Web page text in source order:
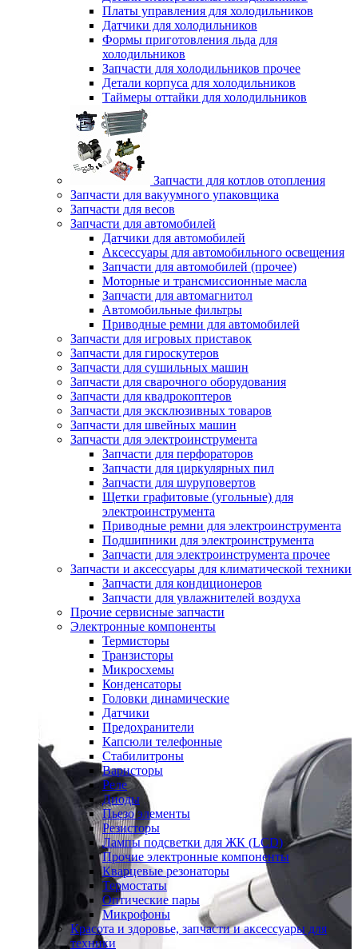
Платы управления для холодильников
Датчики для холодильников
Формы приготовления льда для
холодильников
Запчасти для холодильников прочее
Детали корпуса для холодильников
Таймеры оттайки для холодильников
Запчасти для котлов отопления
Запчасти для вакуумного упаковщика
Запчасти для весов
Запчасти для автомобилей
Датчики для автомобилей
Аксессуары для автомобильного освещения
Запчасти для автомобилей (прочее)
Моторные и трансмиссионные масла
Запчасти для автомагнитол
Автомобильные фильтры
Приводные ремни для автомобилей
Запчасти для игровых приставок
Запчасти для гироскутеров
Запчасти для сушильных машин
Запчасти для сварочного оборудования
Запчасти для квадрокоптеров
Запчасти для эксклюзивных товаров
Запчасти для швейных машин
Запчасти для электроинструмента
Запчасти для перфораторов
Запчасти для циркулярных пил
Запчасти для шуруповертов
Щетки графитовые (угольные) для
электроинструмента
Приводные ремни для электроинструмента
Подшипники для электроинструмента
Запчасти для электроинструмента прочее
Запчасти и аксессуары для климатической техники
Запчасти для кондиционеров
Запчасти для увлажнителей воздуха
Прочие сервисные запчасти
Электронные компоненты
Термисторы
Транзисторы
Микросхемы
Конденсаторы
Головки динамические
Датчики
Предохранители
Капсюли телефонные
Стабилитроны
Варисторы
Реле
Диоды
Пьезо элементы
Резисторы
Лампы подсветки для ЖК (LCD)
Прочие электронные компоненты
Кварцевые резонаторы
Термостаты
Оптические пары
Микрофоны
Красота и здоровье, запчасти и аксессуары для
техники